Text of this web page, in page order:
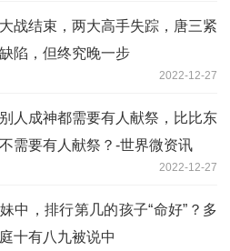
战结束，两大高手失踪，唐三紧
陷，但终究晚一步
2022-12-27
人成神都需要有人献祭，比比东
需要有人献祭？-世界微资讯
2022-12-27
中，排行第几的孩子“命好”？多
十有八九被说中